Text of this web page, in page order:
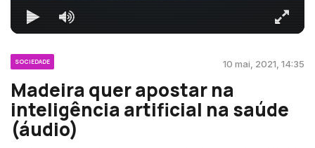
SOCIEDADE 10 mai, 2021, 14:35
Madeira quer apostar na
inteligência artificial na saúde
(áudio)